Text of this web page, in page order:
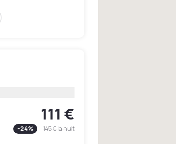
111 €
-24% 145 €la nuit